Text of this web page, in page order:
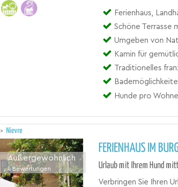
Ferienhaus,
Schöne Terrasse
Umgeben von
Kamin für
Traditionelles
Hunde pro
> Nievre
Außergewöhnlich
4 Bewertungen
FERIENHAUS IM
Urlaub mit Ihrem Hund
Verbringen Sie Ihren